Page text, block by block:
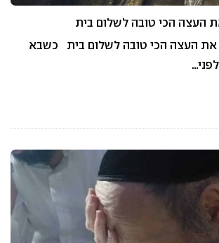
העצה הכי טובה לשלום בית
את העצה הכי טובה לשלום בית כשבא